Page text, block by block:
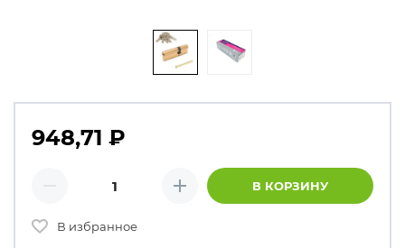
948,71 ₽
Плюс В КОРЗИНУ
В избранное